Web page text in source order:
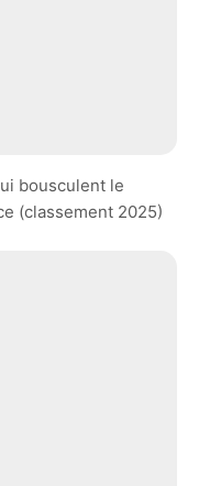
bousculent le
(classement 2025)